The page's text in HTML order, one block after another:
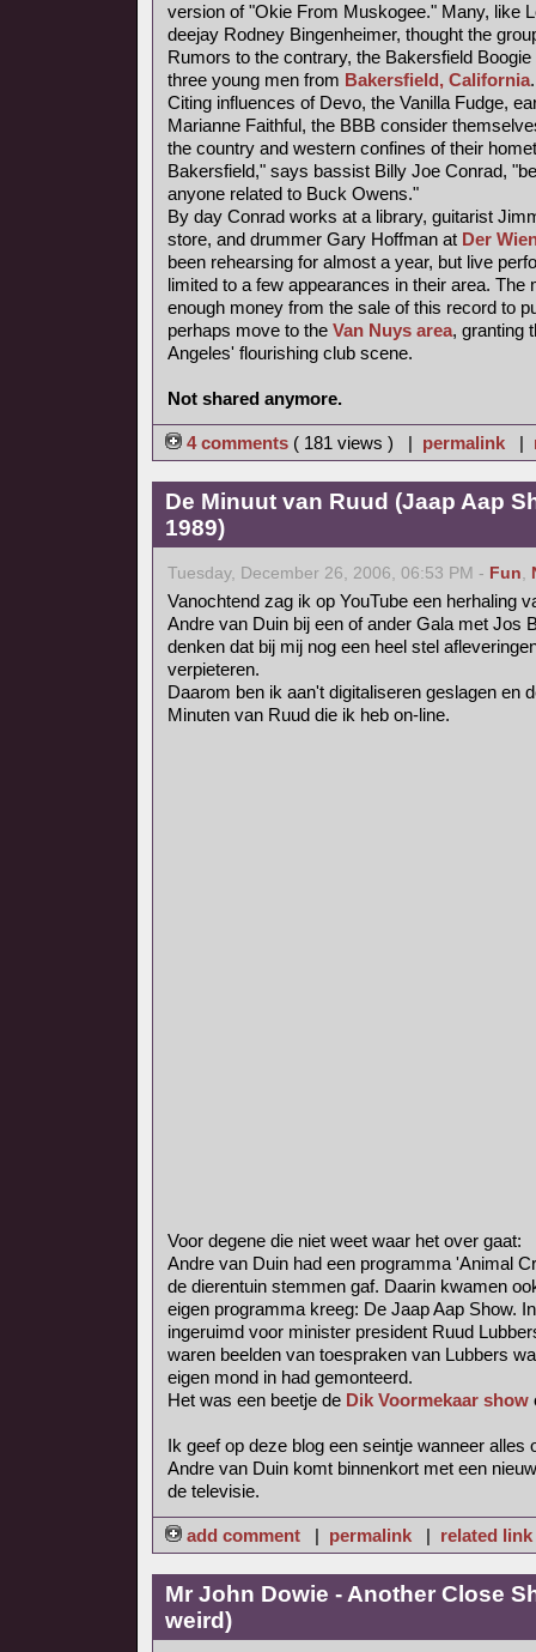
version of "Okie From Muskogee." Many, like
deejay Rodney Bingenheimer, thought the
Rumors to the contrary, the Bakersfield
three young men from Bakersfield, California.
Citing influences of Devo, the Vanilla Fudge,
Marianne Faithful, the BBB consider
the country and western confines of their
Bakersfield," says bassist Billy Joe Conrad,
anyone related to Buck Owens."
By day Conrad works at a library, guitarist
store, and drummer Gary Hoffman at Der
been rehearsing for almost a year, but live
limited to a few appearances in their area. The
enough money from the sale of this record to
perhaps move to the Van Nuys area, granting
Angeles' flourishing club scene.
Not shared anymore.
4 comments ( 181 views ) | permalink |
De Minuut van Ruud (Jaap Aap
1989)
Tuesday, December 26, 2006, 06:53 PM - Fun,
Vanochtend zag ik op YouTube een herhaling
Andre van Duin bij een of ander Gala met Jos
denken dat bij mij nog een heel stel
verpieteren.
Daarom ben ik aan't digitaliseren geslagen en
Minuten van Ruud die ik heb on-line.
Voor degene die niet weet waar het over gaat:
Andre van Duin had een programma 'Animal
de dierentuin stemmen gaf. Daarin kwamen
eigen programma kreeg: De Jaap Aap Show.
ingeruimd voor minister president Ruud
waren beelden van toespraken van Lubbers
eigen mond in had gemonteerd.
Het was een beetje de Dik Voormekaar show
Ik geef op deze blog een seintje wanneer alles
Andre van Duin komt binnenkort met een
de televisie.
add comment | permalink | related link
Mr John Dowie - Another Close
weird)